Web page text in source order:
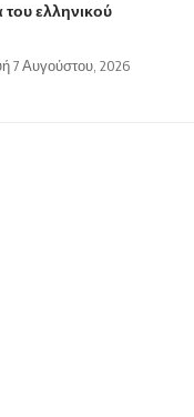
ελληνικού
7 Αυγούστου, 2026